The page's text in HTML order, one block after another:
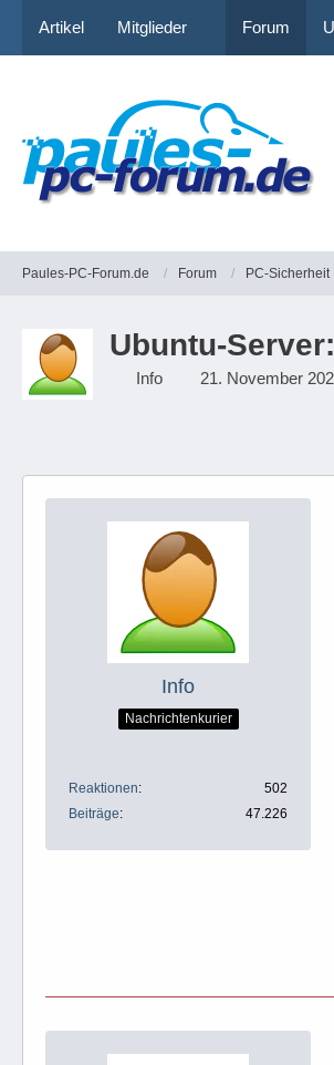
Artikel Mitglieder Forum
Paules-PC-Forum.de Forum PC-Sicherheit
Ubuntu-
Info 21. November
Info
Nachrichtenkurier
Reaktionen
502
Beiträge
47.226